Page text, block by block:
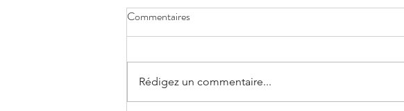
Commentaires
Rédigez un commentaire...